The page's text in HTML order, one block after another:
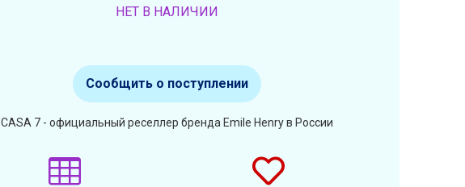
НЕТ В НАЛИЧИИ
Сообщить о поступлении
CASA 7 - официальный реселлер бренда Emile Henry в России